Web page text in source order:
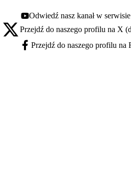
Youtube - otwiera się w nowej karcie
Odwiedź nasz kanał w
X - otwiera się w nowej karcie
Przejdź do naszego profilu na X
Facebook - otwiera się w nowej karcie
Przejdź do naszego profilu na